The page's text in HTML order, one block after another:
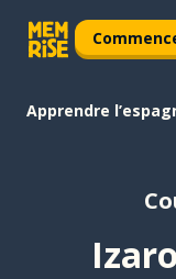
Apprendre